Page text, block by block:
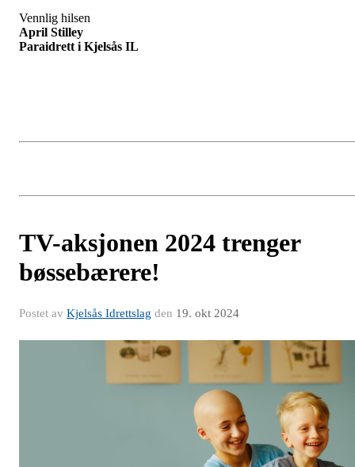
Vennlig hilsen
April Stilley
Paraidrett i Kjelsås IL
TV-aksjonen 2024 trenger
bøssebærere!
Postet av Kjelsås Idrettslag den 19. okt 2024